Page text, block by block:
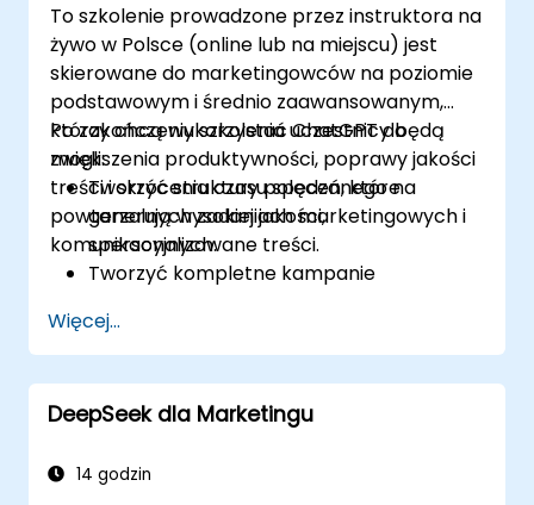
To szkolenie prowadzone przez instruktora na
żywo w Polsce (online lub na miejscu) jest
skierowane do marketingowców na poziomie
podstawowym i średnio zaawansowanym,
którzy chcą wykorzystać ChatGPT do
zwiększenia produktywności, poprawy jakości
treści i skrócenia czasu spędzanego na
powtarzalnych zadaniach marketingowych i
komunikacyjnych.
Po zakończeniu szkolenia uczestnicy będą
mogli:
Tworzyć struktury poleceń, które
generują wysokiej jakości,
spersonalizowane treści.
Tworzyć kompletne kampanie
ChatGPT.
Skutecznie tworzyć i tłumaczyć e-maile,
raporty oraz komunikaty dla klientów.
Podsumowywać dane finansowe i
prezentacje.
Więcej...
DeepSeek dla Marketingu
14 godzin